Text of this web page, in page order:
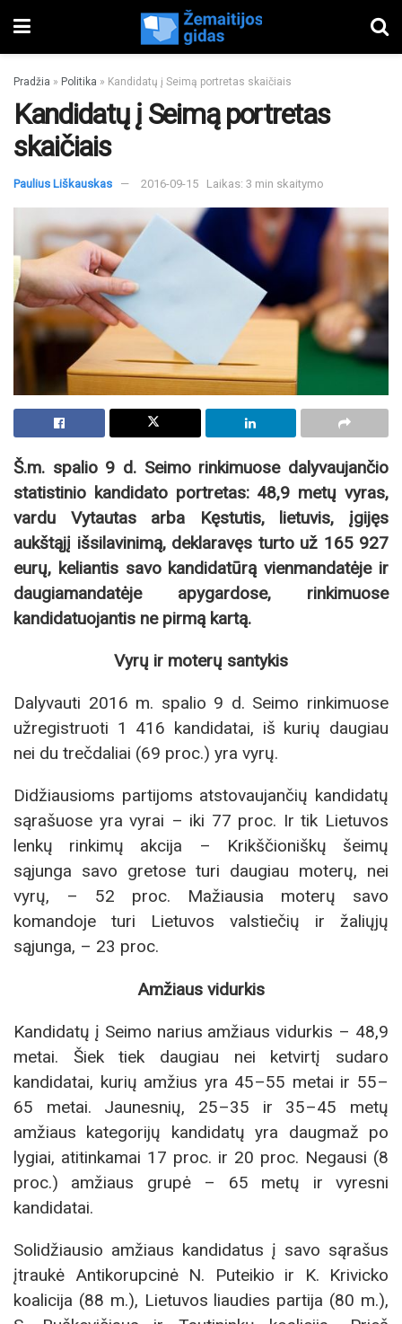
Pradžia » Politika » Kandidatų į Seimą portretas skaičiais
Kandidatų į Seimą portretas
skaičiais
Paulius Liškauskas 2016-09-15 Laikas: 3 min skaitymo
Š.m. spalio 9 d. Seimo rinkimuose dalyvaujančio
statistinio kandidato portretas: 48,9 metų vyras,
vardu Vytautas arba Kęstutis, lietuvis, įgijęs
aukštąjį išsilavinimą, deklaravęs turto už 165 927
eurų, keliantis savo kandidatūrą vienmandatėje ir
daugiamandatėje apygardose, rinkimuose
kandidatuojantis ne pirmą kartą.
Vyrų ir moterų santykis
Dalyvauti 2016 m. spalio 9 d. Seimo rinkimuose
užregistruoti 1 416 kandidatai, iš kurių daugiau
nei du trečdaliai (69 proc.) yra vyrų.
Didžiausioms partijoms atstovaujančių kandidatų
sąrašuose yra vyrai – iki 77 proc. Ir tik Lietuvos
lenkų rinkimų akcija – Krikščioniškų šeimų
sąjunga savo gretose turi daugiau moterų, nei
vyrų, – 52 proc. Mažiausia moterų savo
komandoje turi Lietuvos valstiečių ir žaliųjų
sąjunga, – 23 proc.
Amžiaus vidurkis
Kandidatų į Seimo narius amžiaus vidurkis – 48,9
metai. Šiek tiek daugiau nei ketvirtį sudaro
kandidatai, kurių amžius yra 45–55 metai ir 55–
65 metai. Jaunesnių, 25–35 ir 35–45 metų
amžiaus kategorijų kandidatų yra daugmaž po
lygiai, atitinkamai 17 proc. ir 20 proc. Negausi (8
proc.) amžiaus grupė – 65 metų ir vyresni
kandidatai.
Solidžiausio amžiaus kandidatus į savo sąrašus
įtraukė Antikorupcinė N. Puteikio ir K. Krivicko
koalicija (88 m.), Lietuvos liaudies partija (80 m.),